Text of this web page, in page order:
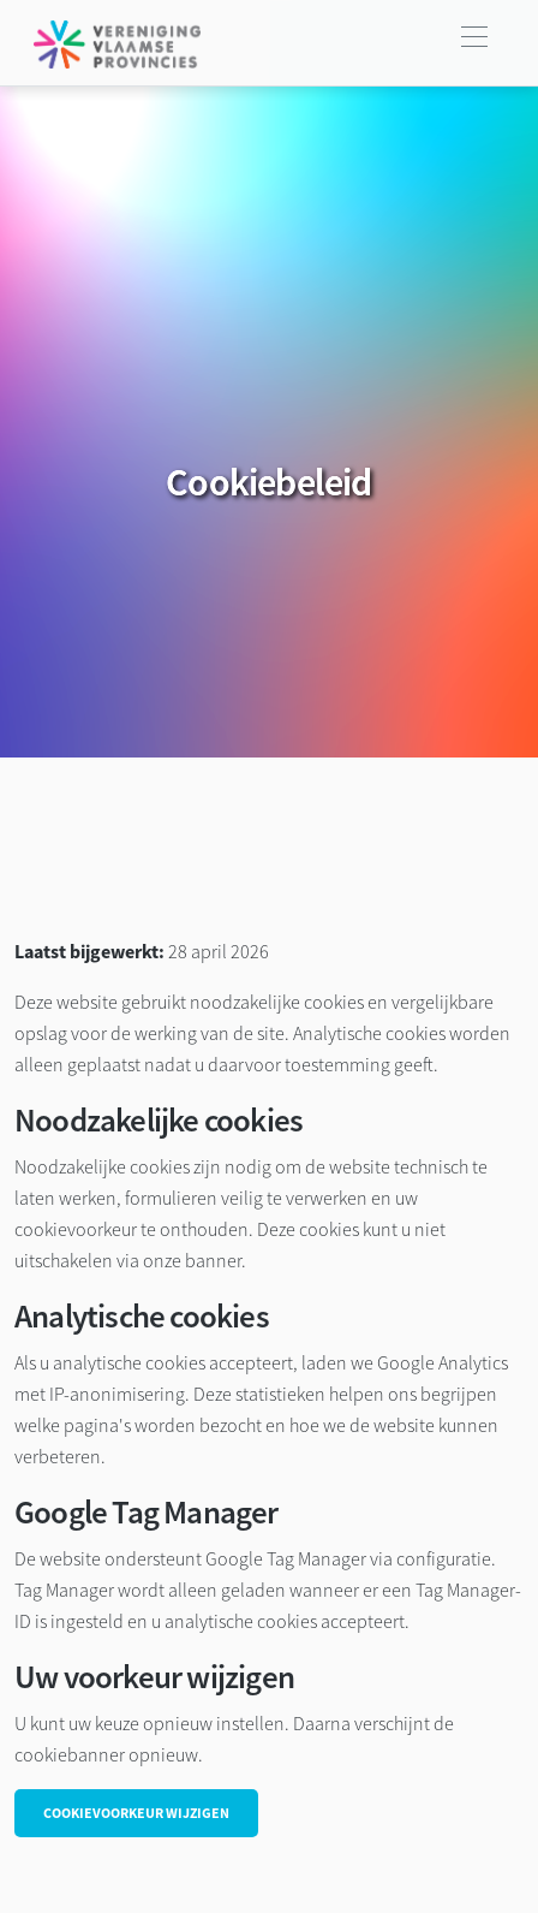
Cookiebeleid
Laatst bijgewerkt: 28 april 2026
Deze website gebruikt noodzakelijke cookies en vergelijkbare
opslag voor de werking van de site. Analytische cookies worden
alleen geplaatst nadat u daarvoor toestemming geeft.
Noodzakelijke cookies
Noodzakelijke cookies zijn nodig om de website technisch te
laten werken, formulieren veilig te verwerken en uw
cookievoorkeur te onthouden. Deze cookies kunt u niet
uitschakelen via onze banner.
Analytische cookies
Als u analytische cookies accepteert, laden we Google Analytics
met IP-anonimisering. Deze statistieken helpen ons begrijpen
welke pagina's worden bezocht en hoe we de website kunnen
verbeteren.
Google Tag Manager
De website ondersteunt Google Tag Manager via configuratie.
Tag Manager wordt alleen geladen wanneer er een Tag Manager-
ID is ingesteld en u analytische cookies accepteert.
Uw voorkeur wijzigen
U kunt uw keuze opnieuw instellen. Daarna verschijnt de
cookiebanner opnieuw.
COOKIEVOORKEUR WIJZIGEN